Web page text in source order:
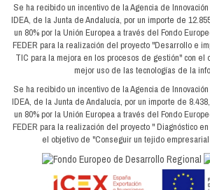
Se ha recibido un incentivo de la Agencia de
IDEA, de la Junta de Andalucía, por un importe de
un 80% por la Unión Europea a través del Fondo
FEDER para la realización del proyecto "Desarrollo e
TIC para la mejora en los procesos de gestión" con el
mejor uso de las tecnologías de la
Se ha recibido un incentivo de la Agencia de
IDEA, de la Junta de Andalucía, por un importe de
un 80% por la Unión Europea a través del Fondo
FEDER para la realización del proyecto " Diagnóstico
el objetivo de "Conseguir un tejido empresarial